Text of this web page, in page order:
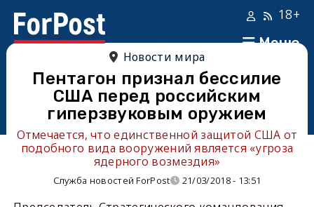
Меню
18+
Новости мира
Пентагон признал бессилие
США перед российским
гиперзвуковым оружием
Отмечается, что единственной защитой США от
подобного вида вооружений является «угроза
ядерного возмездия»
Служба новостей ForPost 21/03/2018 - 13:51